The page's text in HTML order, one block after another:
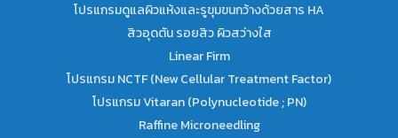
โปรแกรมดูแลผิวแห้งและรูขุมขนกว้างด้วยสาร HA
สิวอุดตัน รอยสิว ผิวสว่างใส
Linear Firm
โปรแกรม NCTF (New Cellular Treatment Factor)
โปรแกรม Vitaran (Polynucleotide ; PN)
Raffine Microneedling